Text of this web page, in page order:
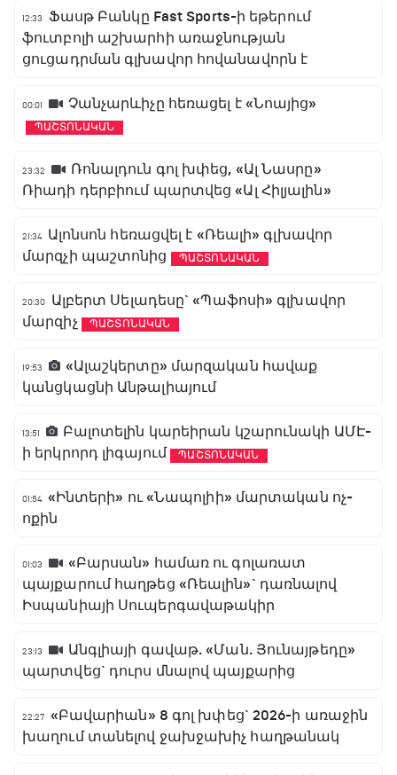
12:33
Ֆասթ Բանկը Fast Sports-ի եթերում
ֆուտբոլի աշխարհի առաջնության
ցուցադրման գլխավոր հովանավորն է
00:01 Չանչարևիչը հեռացել է «Նոայից»
ՊԱՇՏՈՆԱԿԱՆ
23:32
Ռոնալդուն գոլ խփեց, «Ալ Նասրը»
Ռիադի դերբիում պարտվեց «Ալ Հիլյալին»
21:34 Ալոնսոն հեռացվել է «Ռեալի» գլխավոր
մարզչի պաշտոնից
ՊԱՇՏՈՆԱԿԱՆ
20:30
Ալբերտ Սելադեսը` «Պաֆոսի» գլխավոր
մարզիչ
ՊԱՇՏՈՆԱԿԱՆ
19:53
«Ալաշկերտը» մարզական հավաք
կանցկացնի Անթալիայում
13:51
Բալոտելին կարեիրան կշարունակի ԱՄԷ-
ի երկրորդ լիգայում
ՊԱՇՏՈՆԱԿԱՆ
01:54 «Ինտերի» ու «Նապոլիի» մարտական ոչ-
ոքին
01:03
«Բարսան» համառ ու գոլառատ
պայքարում հաղթեց «Ռեալին»` դառնալով
Իսպանիայի Սուպերգավաթակիր
23:13
Անգլիայի գավաթ. «Ման. Յունայթեդը»
պարտվեց` դուրս մնալով պայքարից
22:27 «Բավարիան» 8 գոլ խփեց` 2026-ի առաջին
խաղում տանելով ջախջախիչ հաղթանակ